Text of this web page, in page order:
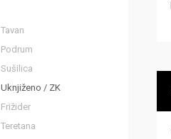
Tavan
Podrum
Sušilica
Uknjiženo / ZK
Frižider
Teretana